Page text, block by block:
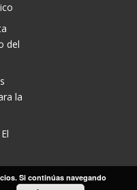
del
la
Si continúas navegando